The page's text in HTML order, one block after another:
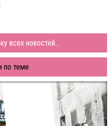
всех новостей...
по теме